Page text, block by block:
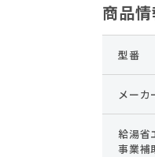
商品
型番
メーカ
給湯省
事業補